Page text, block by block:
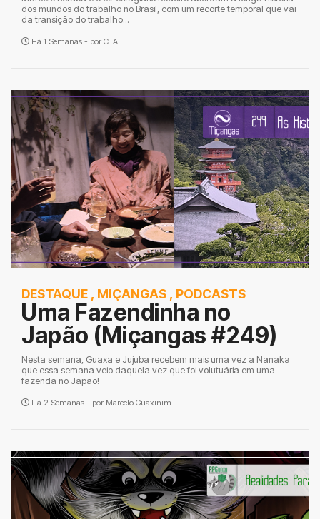
dos mundos do trabalho no Brasil, com um recorte temporal que vai
da transição do trabalho...
Há 1 Semanas - por C. A.
DESTAQUE , MIÇANGAS , PODCASTS
Uma Fazendinha no
Japão (Miçangas #249)
Nesta semana, Guaxa e Jujuba recebem mais uma vez a Nanaka
que essa semana veio daquela vez que foi volutuária em uma
fazenda no Japão!
Há 2 Semanas - por Marcelo Guaxinim